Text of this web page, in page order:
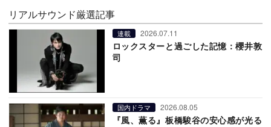
リアルサウンド厳選記事
連載 2026.07.11
ロックスターと過ごした記憶：櫻井敦
司
国内ドラマ 2026.08.05
『風、薫る』板橋駿谷の安心感が光る